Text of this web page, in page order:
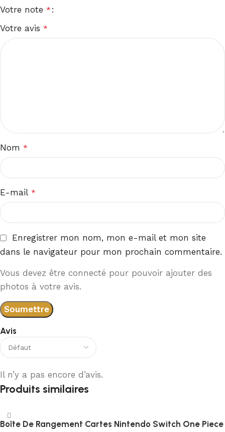
Avis
Il n’y a pas encore d’avis.
Votre note *
Votre avis *
Nom *
E-mail *
Enregistrer mon nom, mon e-mail et mon site
dans le navigateur pour mon prochain commentaire.
Vous devez être connecté pour pouvoir ajouter des
photos à votre avis.
Produits similaires
Boîte De Rangement Cartes Nintendo Switch One Piece